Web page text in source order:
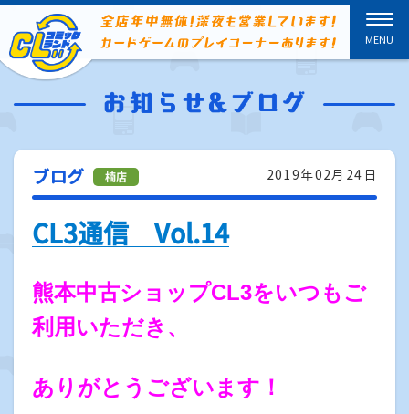
2019年02月24日
ブログ
CL3通信 Vol.14
熊本中古ショップCL3をいつもご
利用いただき、
ありがとうございます！